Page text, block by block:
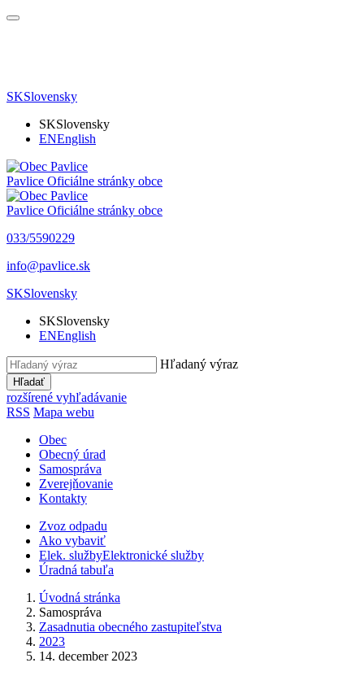
SKSlovensky
SKSlovensky
ENEnglish
Pavlice Oficiálne stránky obce
Pavlice Oficiálne stránky obce
033/5590229
info@pavlice.sk
SKSlovensky
SKSlovensky
ENEnglish
Hľadaný výraz
Hľadať
rozšírené vyhľadávanie
RSS Mapa webu
Obec
Obecný úrad
Samospráva
Zverejňovanie
Kontakty
Zvoz odpadu
Ako vybaviť
Elek. službyElektronické služby
Úradná tabuľa
Úvodná stránka
Samospráva
Zasadnutia obecného zastupiteľstva
2023
14. december 2023